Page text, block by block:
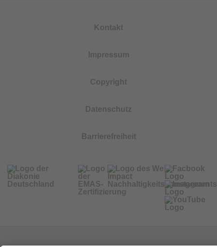
Kontakt
Impressum
Copyright
Datenschutz
Barrierefreiheit